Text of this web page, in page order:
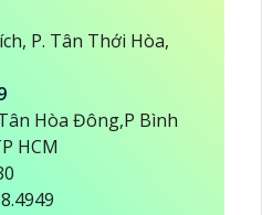
P. Tân Thới Hòa,
Hòa Đông,P Bình
HCM